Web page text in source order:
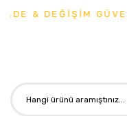
& DEĞİŞİM